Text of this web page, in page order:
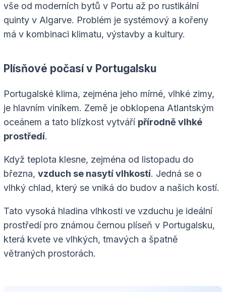
vše od moderních bytů v Portu až po rustikální
quinty v Algarve. Problém je systémový a kořeny
má v kombinaci klimatu, výstavby a kultury.
Plísňové počasí v Portugalsku
Portugalské klima, zejména jeho mírné, vlhké zimy,
je hlavním viníkem. Země je obklopena Atlantským
oceánem a tato blízkost vytváří přírodně vlhké
prostředí.
Když teplota klesne, zejména od listopadu do
března, vzduch se nasytí vlhkostí. Jedná se o
vlhký chlad, který se vniká do budov a našich kostí.
Tato vysoká hladina vlhkosti ve vzduchu je ideální
prostředí pro známou černou plíseň v Portugalsku,
která kvete ve vlhkých, tmavých a špatně
větraných prostorách.